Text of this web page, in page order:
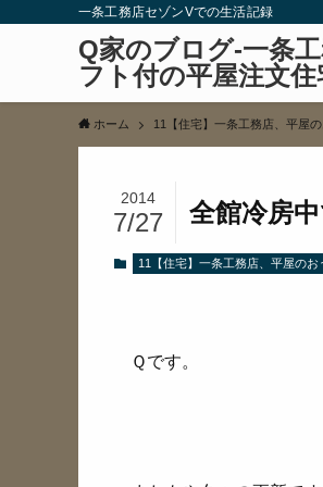
一条工務店セゾンVでの生活記録
Q家のブログ-一条
フト付の平屋注文住
ホーム 11【住宅】一条工務店、平屋
全館冷房中
2014
7/27
11【住宅】一条工務店、平屋のお
Ｑです。